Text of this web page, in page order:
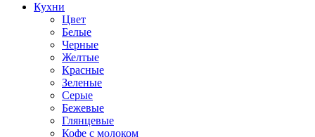
Кухни
Цвет
Белые
Черные
Желтые
Красные
Зеленые
Серые
Бежевые
Глянцевые
Кофе с молоком